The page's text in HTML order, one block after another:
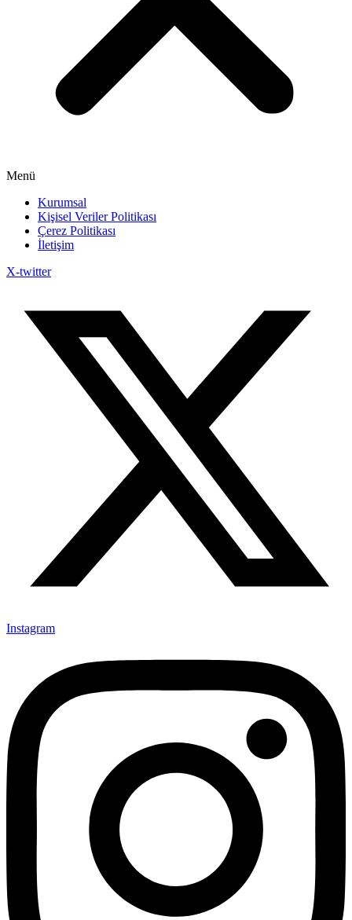
Menü
Kurumsal
Kişisel Veriler Politikası
Çerez Politikası
İletişim
X-twitter
Instagram